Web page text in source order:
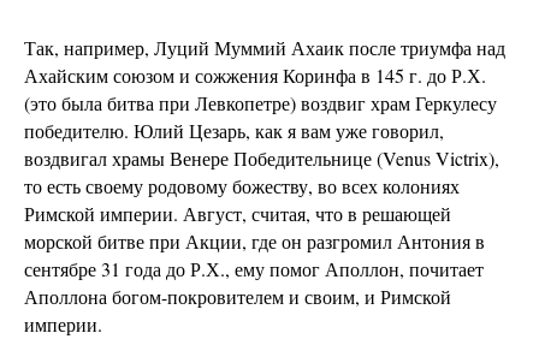
Так, например, Луций Муммий Ахаик после триумфа над
Ахайским союзом и сожжения Коринфа в 145 г. до Р.Х.
(это была битва при Левкопетре) воздвиг храм Геркулесу
победителю. Юлий Цезарь, как я вам уже говорил,
воздвигал храмы Венере Победительнице (Venus Victrix),
то есть своему родовому божеству, во всех колониях
Римской империи. Август, считая, что в решающей
морской битве при Акции, где он разгромил Антония в
сентябре 31 года до Р.Х., ему помог Аполлон, почитает
Аполлона богом-покровителем и своим, и Римской
империи.